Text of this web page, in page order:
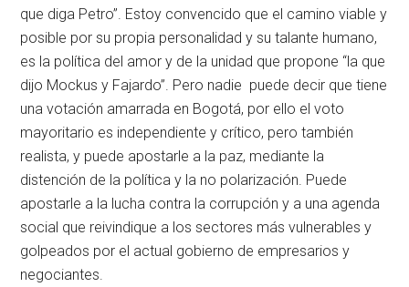
que diga Petro”. Estoy convencido que el camino viable y
posible por su propia personalidad y su talante humano,
es la política del amor y de la unidad que propone “la que
dijo Mockus y Fajardo”. Pero nadie puede decir que tiene
una votación amarrada en Bogotá, por ello el voto
mayoritario es independiente y crítico, pero también
realista, y puede apostarle a la paz, mediante la
distención de la política y la no polarización. Puede
apostarle a la lucha contra la corrupción y a una agenda
social que reivindique a los sectores más vulnerables y
golpeados por el actual gobierno de empresarios y
negociantes.